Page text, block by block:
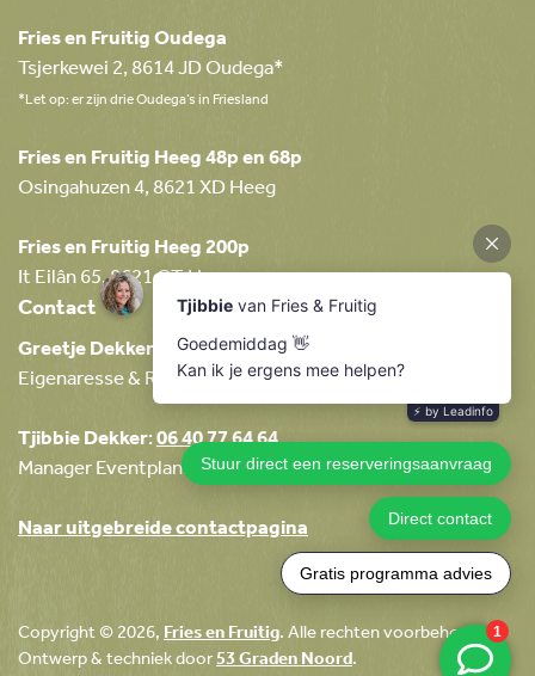
Fries en Fruitig Oudega
Tsjerkewei 2, 8614 JD Oudega*
*Let op: er zijn drie Oudega’s in Friesland
Fries en Fruitig Heeg 48p en 68p
Osingahuzen 4, 8621 XD Heeg
Fries en Fruitig Heeg 200p
It Eilân 65, 8621 CT Heeg
Contact
Greetje Dekker 06 23 32 08 49
Eigenaresse & Relatiemanager
Tjibbie Dekker:06 40 77 64 64
Manager Eventplanning & Boekingen
Naar uitgebreide contactpagina
Copyright © 2026,Fries en Fruitig. Alle rechten voorbehouden.
Ontwerp & techniek door53 Graden Noord.